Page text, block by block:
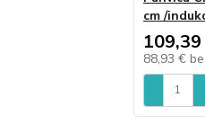
cm /
88,93 €